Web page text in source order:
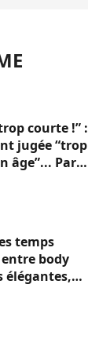
courte !” :
jugée “trop
âge”... Par
la
temps
body
élégantes,
iconique